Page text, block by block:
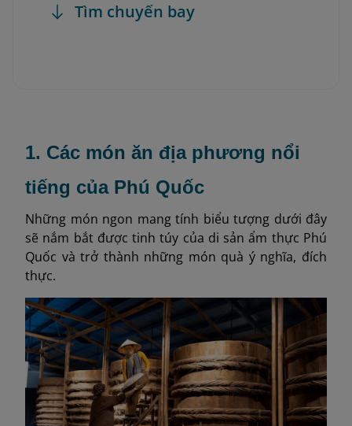
Tìm chuyến bay
1. Các món ăn địa phương nổi
tiếng của Phú Quốc
Những món ngon mang tính biểu tượng dưới đây
sẽ nắm bắt được tinh túy của di sản ẩm thực Phú
Quốc và trở thành những món quà ý nghĩa, đích
thực.